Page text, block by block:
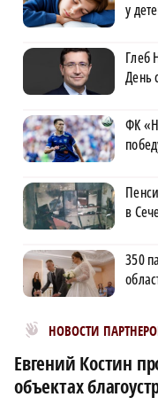
у
Глеб
День
ФК
в
350
НОВОСТИ
Новости МирТесен
Евгений Костин
объектах